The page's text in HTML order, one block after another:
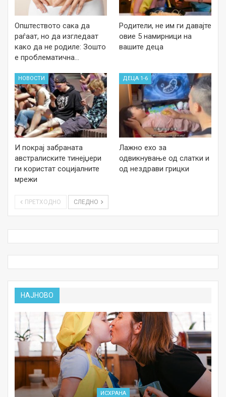
Општеството сака да
раѓаат, но да изгледаат
како да не родиле: Зошто
е проблематична…
Родители, не им ги давајте
овие 5 намирници на
вашите деца
НОВОСТИ
И покрај забраната
австралиските тинејџери
ги користат социјалните
мрежи
ДЕЦА 1-6
Лажно ехо за
одвикнување од слатки и
од нездрави грицки
ПРЕТХОДНО СЛЕДНО
НАЈНОВО
ИСХРАНА